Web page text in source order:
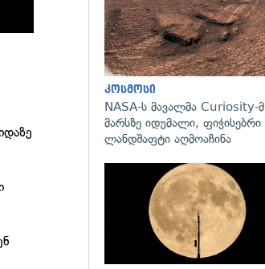
კოსმოსი
NASA-ს მავალმა Curiosity-მ
მარსზე იდუმალი, ფიჭისებრი
ლანდშაფტი აღმოაჩინა